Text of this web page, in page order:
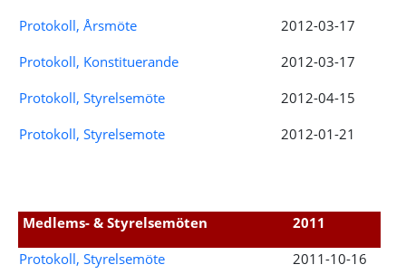
Protokoll, Årsmöte
2012-03-17
Protokoll, Konstituerande
2012-03-17
Protokoll, Styrelsemöte
2012-04-15
Protokoll, Styrelsemote
2012-01-21
Medlems- & Styrelsemöten
2011
Protokoll, Styrelsemöte
2011-10-16